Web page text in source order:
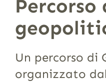
Percorso
Un percorso di
organizzato